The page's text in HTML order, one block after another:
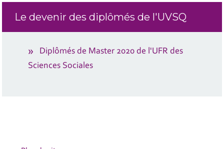
Le devenir des diplômés de l'UVSQ
Diplômés de Master 2020 de l'UFR des
Sciences Sociales